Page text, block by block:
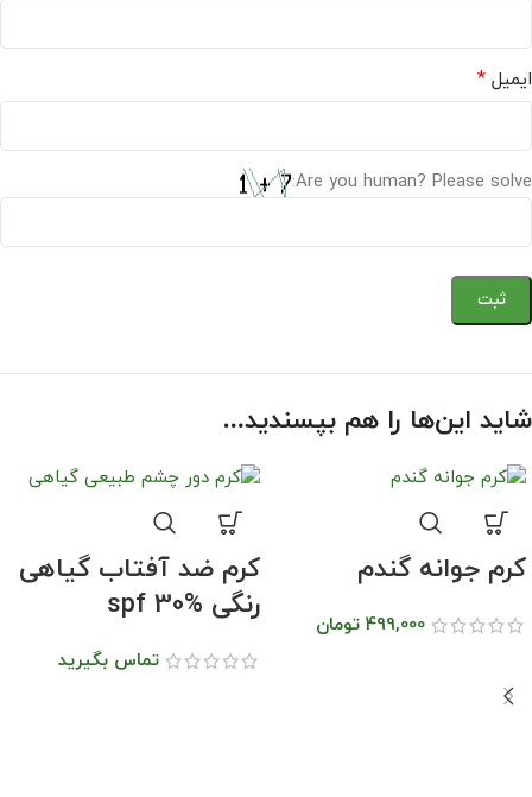
ایمیل *
Are you human? Please solve:
شاید این‌ها را هم بپسندید…
کرم جوانه گندم
499,000 تومان
کرم ضد آفتاب گیاهی
رنگی spf 30%
تماس بگیرید